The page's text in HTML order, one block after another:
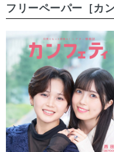
フリーペーパー［カ